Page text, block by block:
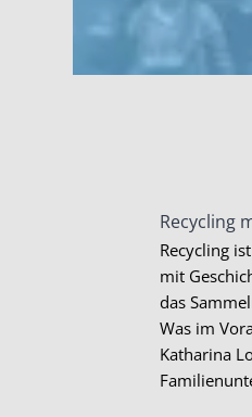
Recycling
Recycling
mit
das
Was im
Katharina